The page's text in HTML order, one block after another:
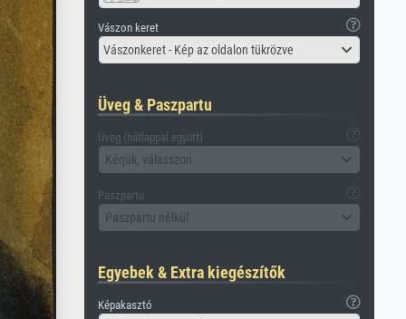
Vászon keret
Vászonkeret - Kép az oldalon tükrözve
Üveg & Paszpartu
Üveg (hátlappal együtt)
Kérjük, válasszon
Paszpartu
Paszpartu nélkül
Egyebek & Extra kiegészítők
Képakasztó